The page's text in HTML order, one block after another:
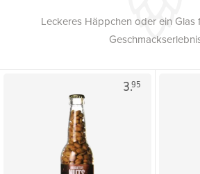
Leckeres Häppchen oder ein Glas
3.95